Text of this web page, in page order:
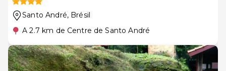
Santo André, Brésil
A 2.7 km de Centre de Santo André